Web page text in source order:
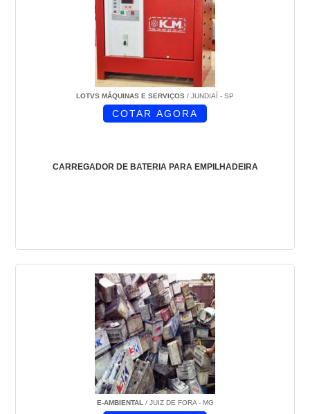
LOTVS MÁQUINAS E SERVIÇOS / JUNDIAÍ - SP
CARREGADOR DE BATERIA PARA EMPILHADEIRA
COTAR AGORA
E-AMBIENTAL/ JUIZ DE FORA - MG